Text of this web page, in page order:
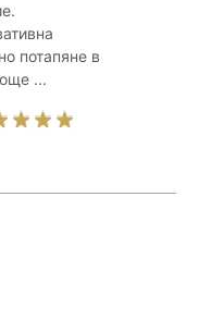
потапяне в
...